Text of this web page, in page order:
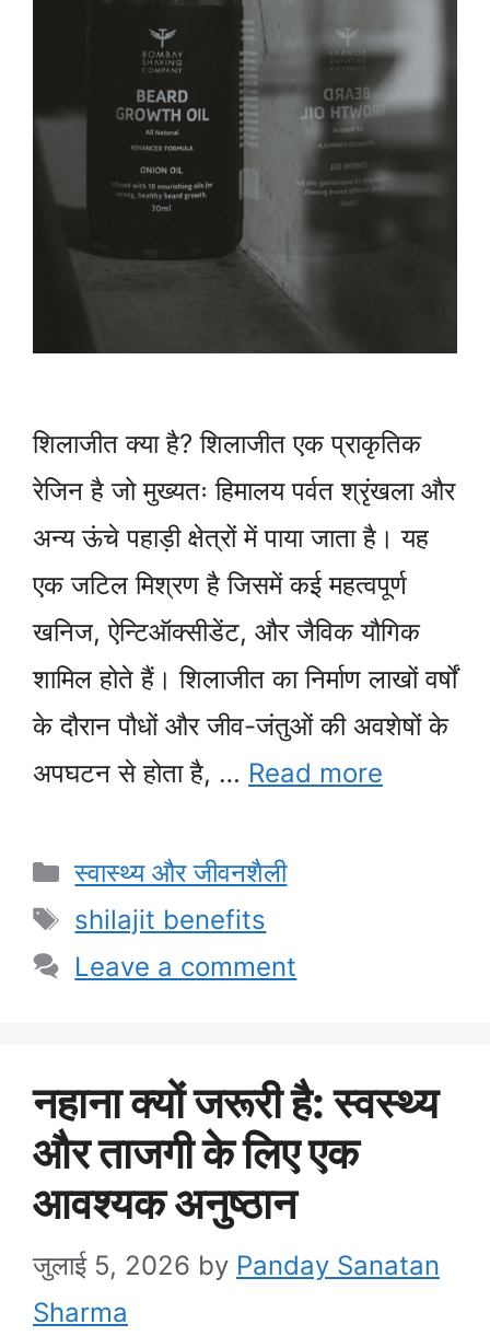
शिलाजीत क्या है? शिलाजीत एक प्राकृतिक
रेजिन है जो मुख्यतः हिमालय पर्वत श्रृंखला और
अन्य ऊंचे पहाड़ी क्षेत्रों में पाया जाता है। यह
एक जटिल मिश्रण है जिसमें कई महत्वपूर्ण
खनिज, ऐन्टिऑक्सीडेंट, और जैविक यौगिक
शामिल होते हैं। शिलाजीत का निर्माण लाखों वर्षों
के दौरान पौधों और जीव-जंतुओं की अवशेषों के
अपघटन से होता है, … Read more
Categories
स्वास्थ्य और जीवनशैली
Tags
shilajit benefits
Leave a comment
नहाना क्यों जरूरी है: स्‍वस्‍थ्‍य
और ताजगी के लिए एक
आवश्यक अनुष्ठान
जुलाई 5, 2026 by Panday Sanatan
Sharma